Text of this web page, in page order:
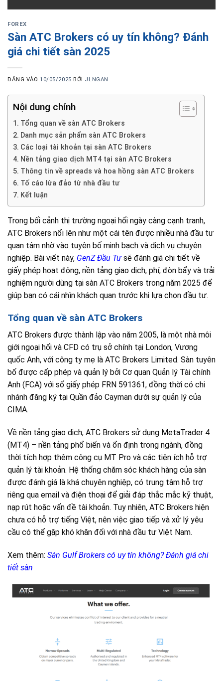
FOREX
Sàn ATC Brokers có uy tín không? Đánh
giá chi tiết sàn 2025
ĐĂNG VÀO10/05/2025 BỞI JLNGAN
Nội dung chính
Tổng quan về sàn ATC Brokers
Danh mục sản phẩm sàn ATC Brokers
Các loại tài khoản tại sàn ATC Brokers
Nền tảng giao dịch MT4 tại sàn ATC Brokers
Thông tin về spreads và hoa hồng sàn ATC Brokers
Tố cáo lừa đảo từ nhà đầu tư
Kết luận
Trong bối cảnh thị trường ngoại hối ngày càng cạnh tranh,
ATC Brokers nổi lên như một cái tên được nhiều nhà đầu tư
quan tâm nhờ vào tuyên bố minh bạch và dịch vụ chuyên
nghiệp. Bài viết này, GenZ Đầu Tưsẽ đánh giá chi tiết về
giấy phép hoạt động, nền tảng giao dịch, phí, đòn bẩy và trải
nghiệm người dùng tại sàn ATC Brokers trong năm 2025 để
giúp bạn có cái nhìn khách quan trước khi lựa chọn đầu tư.
Tổng quan về sàn ATC Brokers
ATC Brokers được thành lập vào năm 2005, là một nhà môi
giới ngoại hối và CFD có trụ sở chính tại London, Vương
quốc Anh, với công ty mẹ là ATC Brokers Limited. Sàn tuyên
bố được cấp phép và quản lý bởi Cơ quan Quản lý Tài chính
Anh (FCA) với số giấy phép FRN 591361, đồng thời có chi
nhánh đăng ký tại Quần đảo Cayman dưới sự quản lý của
CIMA.
Về nền tảng giao dịch, ATC Brokers sử dụng MetaTrader 4
(MT4) – nền tảng phổ biến và ổn định trong ngành, đồng
thời tích hợp thêm công cụ MT Pro và các tiện ích hỗ trợ
quản lý tài khoản. Hệ thống chăm sóc khách hàng của sàn
được đánh giá là khá chuyên nghiệp, có trung tâm hỗ trợ
riêng qua email và điện thoại để giải đáp thắc mắc kỹ thuật,
nạp rút hoặc vấn đề tài khoản. Tuy nhiên, ATC Brokers hiện
chưa có hỗ trợ tiếng Việt, nên việc giao tiếp và xử lý yêu
cầu có thể gặp khó khăn đối với nhà đầu tư Việt Nam.
Xem thêm: Sàn Gulf Brokers có uy tín không? Đánh giá chi
tiết sàn